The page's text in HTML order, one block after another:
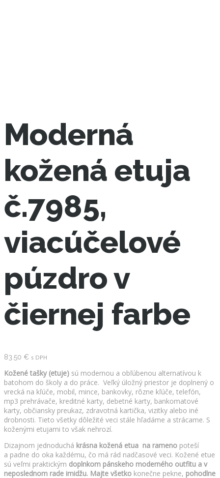
Moderná
kožená etuja
č.7985,
viacúčelové
púzdro v
čiernej farbe
83.50 € s DPH
Kožené tašky (etuje) sú modernou a obľúbenou alternatívou k
batohom do školy a do práce. Veľký úložný priestor je doplnený o
vrecká na kľúče, mobil, mince, bankovky, rôzne kľúče, telefón,
mp3 prehrávače, kreditné karty, debetné karty, bankomatové
karty, občiansky preukaz, zdravotná kartička, vizitky alebo iné
drobnosti. Tieto všetky dôležité veci stále hľadáme a strácame. S
koženými etujami to však nehrozí.
Dizajnom jednoduchá krásna kožená etua na rameno poteší
a padne do oka každému, čo má rád nadčasové veci. Kožené etue
sú veľmi praktickým doplnkom pánskeho moderného outfitu a v
neposlednom rade imidžu. Majte všetko konečne pekne, pohodlne